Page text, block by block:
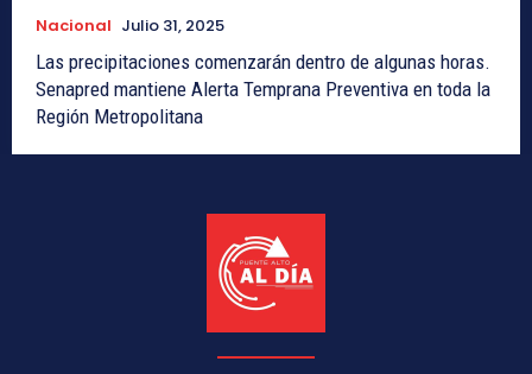
Nacional Julio 31, 2025
Las precipitaciones comenzarán dentro de algunas horas.
Senapred mantiene Alerta Temprana Preventiva en toda la
Región Metropolitana